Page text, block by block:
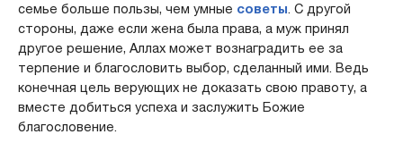
семье больше пользы, чем умные советы. С другой
стороны, даже если жена была права, а муж принял
другое решение, Аллах может вознаградить ее за
терпение и благословить выбор, сделанный ими. Ведь
конечная цель верующих не доказать свою правоту, а
вместе добиться успеха и заслужить Божие
благословение.